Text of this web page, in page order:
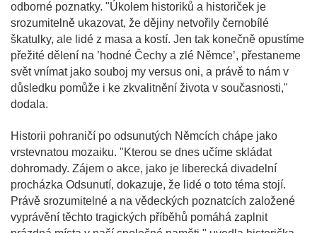
odborné poznatky. "Úkolem historiků a historiček je
srozumitelně ukazovat, že dějiny netvořily černobílé
škatulky, ale lidé z masa a kostí. Jen tak konečně opustíme
přežité dělení na ’hodné Čechy a zlé Němce’, přestaneme
svět vnímat jako souboj my versus oni, a právě to nám v
důsledku pomůže i ke zkvalitnění života v současnosti,"
dodala.
Historii pohraničí po odsunutých Němcích chápe jako
vrstevnatou mozaiku. "Kterou se dnes učíme skládat
dohromady. Zájem o akce, jako je liberecká divadelní
procházka Odsunutí, dokazuje, že lidé o toto téma stojí.
Právě srozumitelné a na vědeckých poznatcích založené
vyprávění těchto tragických příběhů pomáhá zaplnit